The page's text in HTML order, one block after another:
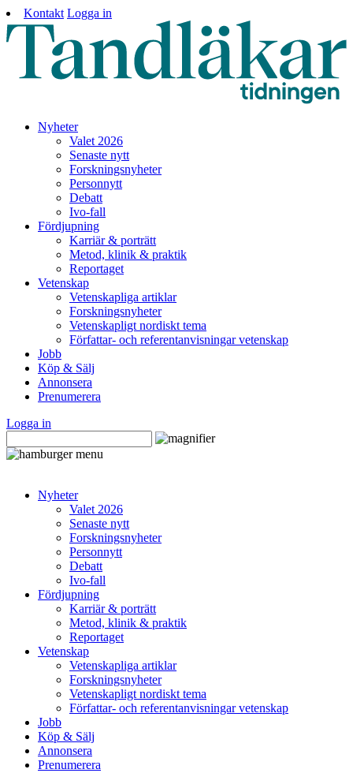
Kontakt Logga in
Nyheter
Valet 2026
Senaste nytt
Forskningsnyheter
Personnytt
Debatt
Ivo-fall
Fördjupning
Karriär & porträtt
Metod, klinik & praktik
Reportaget
Vetenskap
Vetenskapliga artiklar
Forskningsnyheter
Vetenskapligt nordiskt tema
Författar- och referentanvisningar vetenskap
Jobb
Köp & Sälj
Annonsera
Prenumerera
Logga in
Nyheter
Valet 2026
Senaste nytt
Forskningsnyheter
Personnytt
Debatt
Ivo-fall
Fördjupning
Karriär & porträtt
Metod, klinik & praktik
Reportaget
Vetenskap
Vetenskapliga artiklar
Forskningsnyheter
Vetenskapligt nordiskt tema
Författar- och referentanvisningar vetenskap
Jobb
Köp & Sälj
Annonsera
Prenumerera